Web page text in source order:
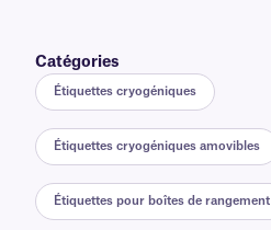
Catégories
Étiquettes cryogéniques
Étiquettes cryogéniques amovibles
Étiquettes pour boîtes de rangement